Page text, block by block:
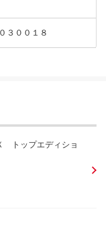
３００１８
トップエディショ